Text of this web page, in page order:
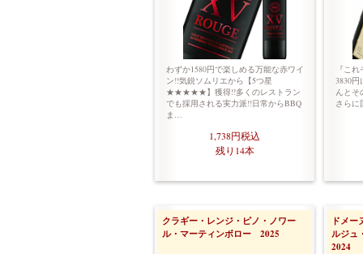
わずか1580円で楽しめる万能な赤ワイ
ン!!気鋭ソムリエから【5つ星
★★★★★】獲得!!多くのレストラン
でも採用される実力派!!日常からBBQ
ま…
1,738円税込
残り14本
『こ
3830
んとそ
さら
クラギー・レンジ・ピノ・ノワー
ル・マーティンボロー 2025
ドメ
ルジュ
2024